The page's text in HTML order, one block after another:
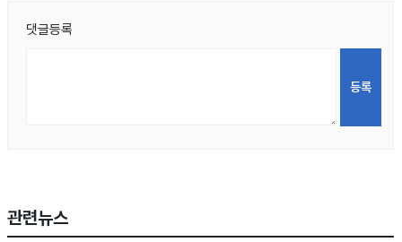
댓글등록
관련뉴스